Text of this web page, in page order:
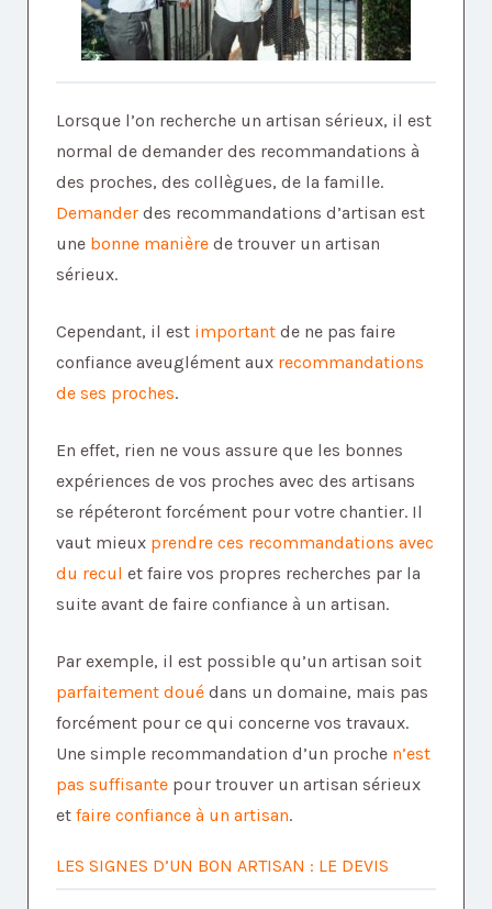
Lorsque l’on recherche un artisan sérieux, il est
normal de demander des recommandations à
des proches, des collègues, de la famille.
Demander des recommandations d’artisan est
une bonne manière de trouver un artisan
sérieux.
Cependant, il est important de ne pas faire
confiance aveuglément aux recommandations
de ses proches.
En effet, rien ne vous assure que les bonnes
expériences de vos proches avec des artisans
se répéteront forcément pour votre chantier. Il
vaut mieux prendre ces recommandations avec
du recul et faire vos propres recherches par la
suite avant de faire confiance à un artisan.
Par exemple, il est possible qu’un artisan soit
parfaitement doué dans un domaine, mais pas
forcément pour ce qui concerne vos travaux.
Une simple recommandation d’un proche n’est
pas suffisante pour trouver un artisan sérieux
et faire confiance à un artisan.
LES SIGNES D’UN BON ARTISAN : LE DEVIS